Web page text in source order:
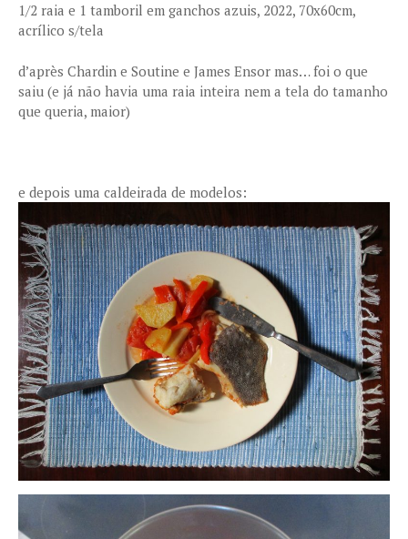
1/2 raia e 1 tamboril em ganchos azuis, 2022, 70x60cm,
acrílico s/tela
d’après Chardin e Soutine e James Ensor mas… foi o que
saiu (e já não havia uma raia inteira nem a tela do tamanho
que queria, maior)
e depois uma caldeirada de modelos: